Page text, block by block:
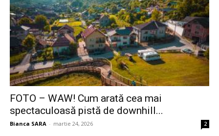
FOTO – WAW! Cum arată cea mai
spectaculoasă pistă de downhill...
Bianca SARA - martie 24, 2026 2